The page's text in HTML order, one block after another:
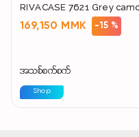
RIVACASE 7621 Grey
169,150 MMK -15 %
အသစ်စက်စက်
Shop